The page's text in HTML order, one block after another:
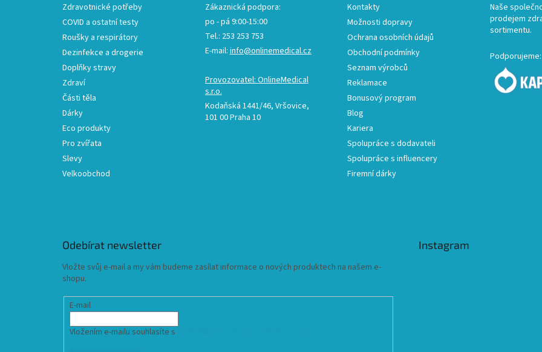
Zdravotnické potřeby
COVID a ostatní testy
Roušky a respirátory
Dezinfekce a drogerie
Doplňky stravy
Zdraví
Části těla
Dárky
Eco produkty
Pro zvířata
Slevy
Velkoobchod
Zákaznická podpora:
po - pá 9:00-15:00
Tel.: 253 253 753
E-mail: info@onlinemedical.cz
Provozovatel: OnlineMedical
s.r.o.
Kodaňská 1441/46, Vršovice,
101 00 Praha 10
Kontakty
Možnosti dopravy
Ochrana osobních údajů
Obchodní podmínky
Seznam výrobců
Reklamace
Bonusový program
Blog
Kariera
Spolupráce s dodavateli
Spolupráce s influencery
Firemní dárky
Naše
prodejem
sortimentu.
Podporujeme:
Odebírat newsletter
Vložte svůj e-mail a my vám budeme zasílat informace o nových produktech na našem e-
shopu.
E-mail
Vložením e-mailu souhlasíte s
Instagram